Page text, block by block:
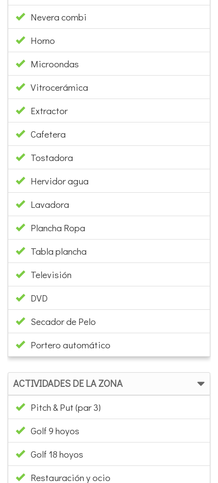
Nevera combi
Horno
Microondas
Vitrocerámica
Extractor
Cafetera
Tostadora
Hervidor agua
Lavadora
Plancha Ropa
Tabla plancha
Televisión
DVD
Secador de Pelo
Portero automático
ACTIVIDADES DE LA ZONA
Pitch & Put (par 3)
Golf 9 hoyos
Golf 18 hoyos
Restauración y ocio